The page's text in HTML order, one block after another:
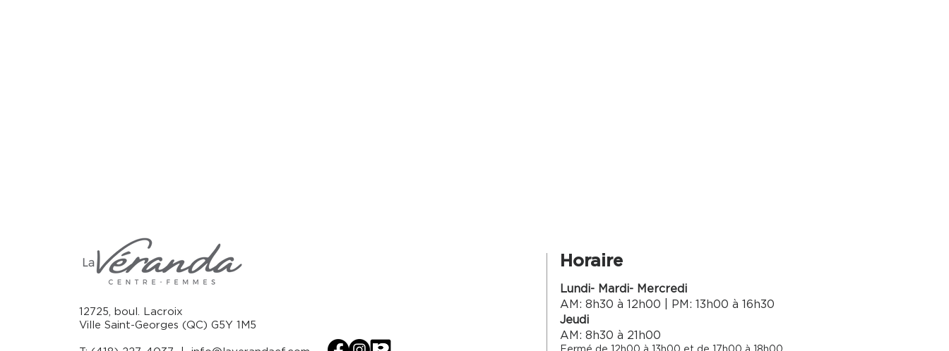
12725, boul. Lacroix
Ville Saint-Georges (QC) G5Y 1M5
Horaire
Lundi- Mardi- Mercredi
AM: 8h30 à 12h00 | PM: 13h00 à 16h30​
Jeudi
AM: 8h30 à 21h00